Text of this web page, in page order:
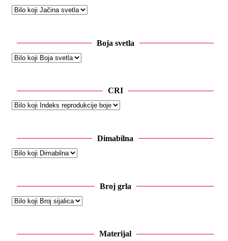
Boja svetla
CRI
Dimabilna
Broj grla
Materijal